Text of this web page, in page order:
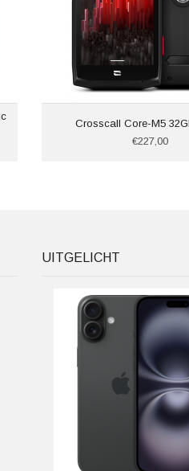
Crosscall Core-M5
€227,00
UITGELICHT